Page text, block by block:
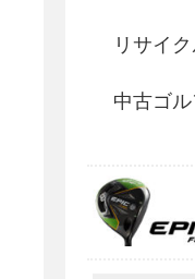
リサイ
中古ゴ